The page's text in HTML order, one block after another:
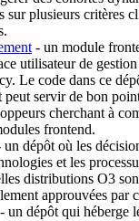
sur plusieurs critères
- un module
utilisateur de
Le code dans ce
peut servir de bon
cherchant à
frontend.
un dépôt où les
et les
distributions O3
approuvées par
- un dépôt qui héberge